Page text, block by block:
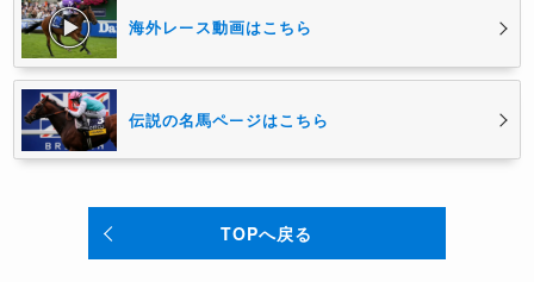
海外レース動画はこちら
伝説の名馬ページはこちら
TOPへ戻る